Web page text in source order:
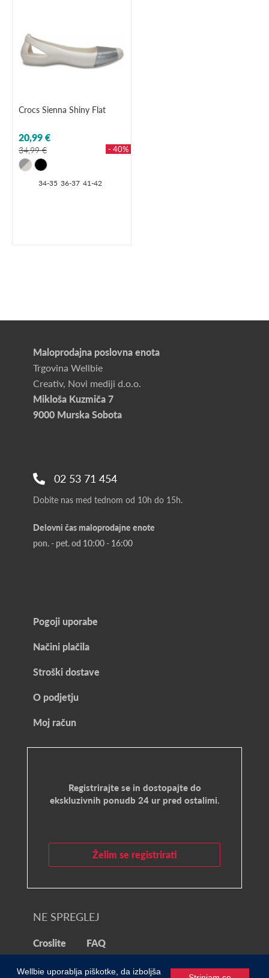
Crocs Sienna Shiny Flat
20,99 €
34,99 € - 40%
34-35 36-37 41-42
Maloprodajna poslovna enota
Trgovina Wellbie
Creativ, Novi mediji d.o.o.
Mikloša Kuzmiča 7
9000 Murska Sobota
02 53 71 454
Dobite nas med tednom od 10h do 15h.
Delovni čas maloprodajne enote
pon. - pet. od 10:00 - 16:00
Pogoji uporabe
Načini plačila
Stroški dostave
O podjetju
Moj račun
Registrirajte se in dostopajte do
ekskluzivnih ponudb 24 ur pred ostalimi.
Želim se registrirati
NE SPREGLEJ
Croslite FAQ
© 2021 Wellbie
Wellbie uporablja piškotke, da izboljša